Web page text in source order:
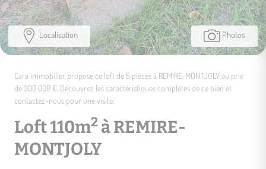
Photos
Localisation
Cara immobilier propose ce loft de 5 pièces à REMIRE-MONTJOLY au prix
de 300 000 €. Découvrez les caractéristiques complètes de ce bien et
contactez-nous pour une visite.
Loft 110m2 à REMIRE-
MONTJOLY